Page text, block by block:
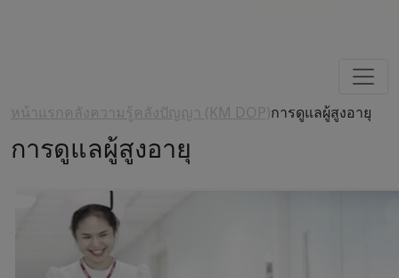
หน้าแรกคลังความรู้ คลังปัญญา (KM DOP)การดูแลผู้สูงอายุ
การดูแลผู้สูงอายุ